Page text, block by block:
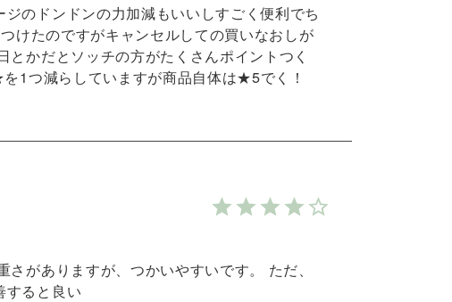
のドンドンの力加減もいいしすごく便利でち
けたのですがキャンセルしての買いなおしが
かだとソッチの方がたくさんポイントつく
1つ減らしていますが商品自体は★5でく！
がありますが、つかいやすいです。 ただ、
すると良い